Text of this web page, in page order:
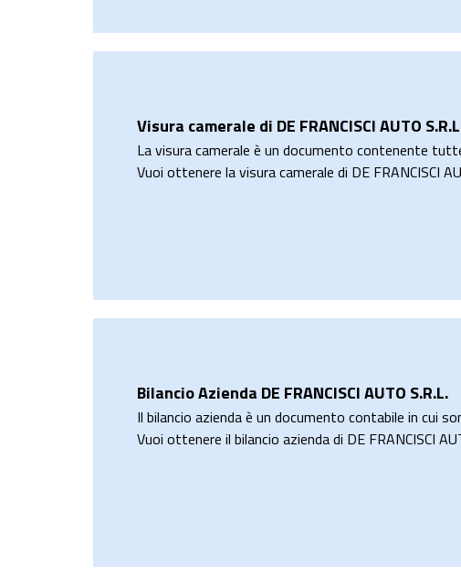
Visura camerale di DE FRANCISCI AUTO
La visura camerale è un documento contenente
Vuoi ottenere la visura camerale di DE FRANCISCI
Bilancio Azienda DE FRANCISCI AUTO S.R.L.
Il bilancio azienda è un documento contabile in cui
Vuoi ottenere il bilancio azienda di DE FRANCISCI